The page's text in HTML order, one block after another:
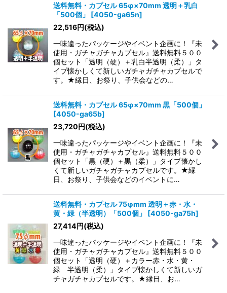
送料無料・カプセル 65φ×70mm 透明＋乳白
「500個」
[4050-ga65n]
22,516円(税込)
一味違ったパッケージやイベント企画に！『未
使用・ガチャガチャカプセル』送料無料５００
個セット「透明（硬）＋乳白半透明（柔）」タ
イプ懐かしくて新しいガチャガチャカプセルで
す。★縁日、お祭り、子供会などの…
送料無料・カプセル 65φ×70mm 黒「500個」
[4050-ga65b]
23,720円(税込)
一味違ったパッケージやイベント企画に！『未
使用・ガチャガチャカプセル』送料無料５００
個セット「黒（硬）＋黒（柔）」タイプ懐かし
くて新しいガチャガチャカプセルです。★縁
日、お祭り、子供会などのイベントに…
送料無料・カプセル 75φmm 透明＋赤・水・
黄・緑（半透明）「500個」
[4050-ga75h]
27,414円(税込)
一味違ったパッケージやイベント企画に！『未
使用・ガチャガチャカプセル』送料無料５００
個セット「透明（硬）＋カラー赤・水・黄・
緑 半透明（柔）」タイプ懐かしくて新しいガ
チャガチャカプセルです。★縁日、お…